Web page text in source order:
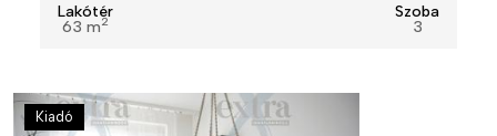
Lakótér
63 m2
Szoba
3
Kiadó